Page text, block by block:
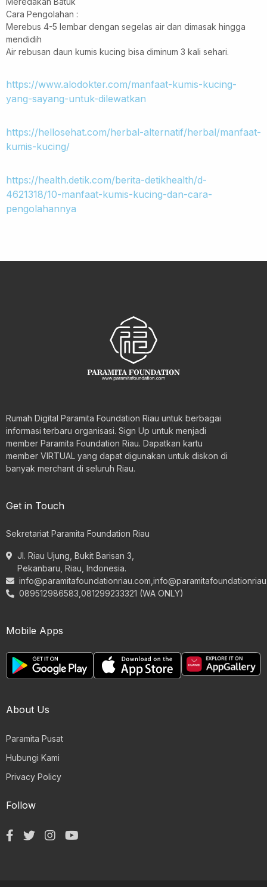
Cara Pengolahan :
Merebus 4-5 lembar dengan segelas air dan dimasak hingga
mendidih
Air rebusan daun kumis kucing bisa diminum 3 kali sehari.
https://www.alodokter.com/manfaat-kumis-kucing-
yang-sayang-untuk-dilewatkan
https://hellosehat.com/herbal-alternatif/herbal/manfaat-
kumis-kucing/
https://health.detik.com/berita-detikhealth/d-
4621318/10-manfaat-kumis-kucing-dan-cara-
pengolahannya
Rumah Digital Paramita Foundation Riau untuk berbagai
informasi terbaru organisasi. Sign Up untuk menjadi
member Paramita Foundation Riau. Dapatkan kartu
member VIRTUAL yang dapat digunakan untuk diskon di
banyak merchant di seluruh Riau.
Get in Touch
Sekretariat Paramita Foundation Riau
Jl. Riau Ujung, Bukit Barisan 3,
Pekanbaru, Riau, Indonesia.
info@paramitafoundationriau.com
089512986583,081299233321 (WA ONLY)
Mobile Apps
About Us
Paramita Pusat
Hubungi Kami
Privacy Policy
Follow